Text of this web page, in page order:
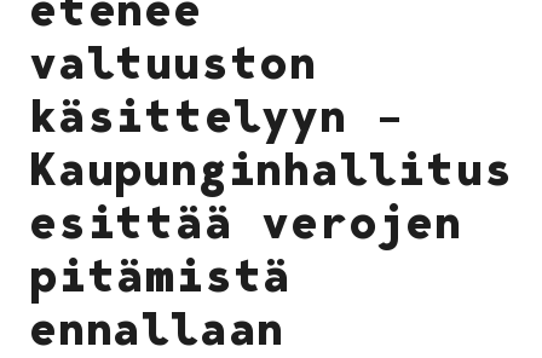
valtuuston
käsittelyyn –
Kaupunginhallitus
esittää verojen
pitämistä
ennallaan